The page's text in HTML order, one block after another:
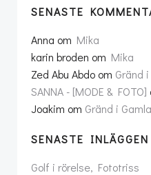
SENASTE
Anna om Mika
karin broden om Mika
Zed Abu Abdo om Gränd
SANNA - [MODE & FOTO]
Joakim om Gränd i
SENASTE INLÄGGEN
Golf i rörelse, Fototriss